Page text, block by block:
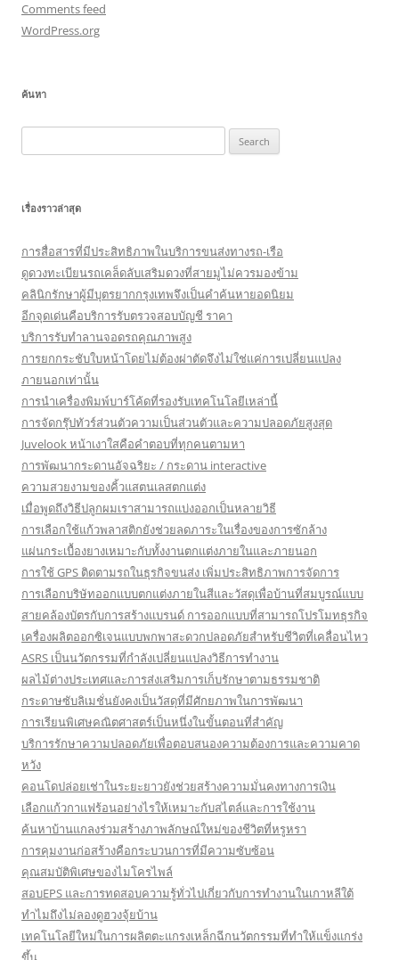
Comments feed
WordPress.org
ค้นหา
for:
เรื่องราวล่าสุด
การสื่อสารที่มีประสิทธิภาพในบริการขนส่งทางรถ-เรือ
ดูดวงทะเบียนรถเคล็ดลับเสริมดวงที่สายมูไม่ควรมองข้าม
คลินิกรักษาผู้มีบุตรยากกรุงเทพจึงเป็นคำค้นหายอดนิยม
อีกจุดเด่นคือบริการรับตรวจสอบบัญชี ราคา
บริการรับทำลานจอดรถคุณภาพสูง
การยกกระชับใบหน้าโดยไม่ต้องผ่าตัดจึงไม่ใช่แค่การเปลี่ยนแปลง
ภายนอกเท่านั้น
การนำเครื่องพิมพ์บาร์โค้ดที่รองรับเทคโนโลยีเหล่านี้
การจัดกรุ๊ปทัวร์ส่วนตัวความเป็นส่วนตัวและความปลอดภัยสูงสุด
Juvelook หน้าเงาใสคือคำตอบที่ทุกคนตามหา
การพัฒนากระดานอัจฉริยะ / กระดาน interactive
ความสวยงามของคิ้วแสตนเลสตกแต่ง
เมื่อพูดถึงวิธีปลูกผมเราสามารถแบ่งออกเป็นหลายวิธี
การเลือกใช้แก้วพลาสติกยังช่วยลดภาระในเรื่องของการซักล้าง
แผ่นกระเบื้องยางเหมาะกับทั้งงานตกแต่งภายในและภายนอก
การใช้ GPS ติดตามรถในธุรกิจขนส่ง เพิ่มประสิทธิภาพการจัดการ
การเลือกบริษัทออกแบบตกแต่งภายในสีและวัสดุเพื่อบ้านที่สมบูรณ์แบบ
สายคล้องบัตรกับการสร้างแบรนด์ การออกแบบที่สามารถโปรโมทธุรกิจ
เครื่องผลิตออกซิเจนแบบพกพาสะดวกปลอดภัยสำหรับชีวิตที่เคลื่อนไหว
ASRS เป็นนวัตกรรมที่กำลังเปลี่ยนแปลงวิธีการทำงาน
ผลไม้ต่างประเทศและการส่งเสริมการเก็บรักษาตามธรรมชาติ
กระดาษซับลิเมชั่นยังคงเป็นวัสดุที่มีศักยภาพในการพัฒนา
การเรียนพิเศษคณิตศาสตร์เป็นหนึ่งในขั้นตอนที่สำคัญ
บริการรักษาความปลอดภัยเพื่อตอบสนองความต้องการและความคาด
หวัง
คอนโดปล่อยเช่าในระยะยาวยังช่วยสร้างความมั่นคงทางการเงิน
เลือกแก้วกาแฟร้อนอย่างไรให้เหมาะกับสไตล์และการใช้งาน
ค้นหาบ้านแกลงร่วมสร้างภาพลักษณ์ใหม่ของชีวิตที่หรูหรา
การคุมงานก่อสร้างคือกระบวนการที่มีความซับซ้อน
คุณสมบัติพิเศษของไมโครไพล์
สอบEPS และการทดสอบความรู้ทั่วไปเกี่ยวกับการทำงานในเกาหลีใต้
ทำไมถึงไม่ลองดูฮวงจุ้ยบ้าน
เทคโนโลยีใหม่ในการผลิตตะแกรงเหล็กฉีกนวัตกรรมที่ทำให้แข็งแกร่ง